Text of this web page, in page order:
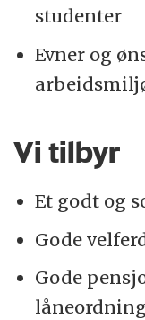
studenter
Evner og
Vi tilbyr
Et godt og
Gode
Gode